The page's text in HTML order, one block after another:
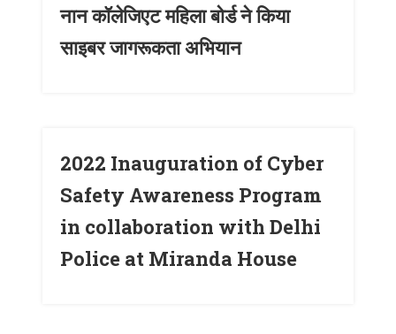
नान कॉलेजिएट महिला बोर्ड ने किया
साइबर जागरूकता अभियान
2022 Inauguration of Cyber
Safety Awareness Program
in collaboration with Delhi
Police at Miranda House